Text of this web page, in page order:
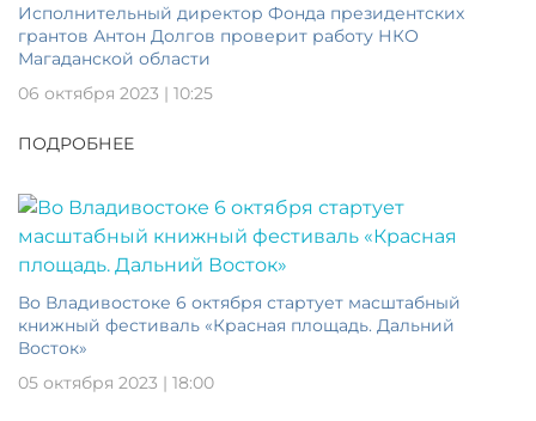
Исполнительный директор Фонда президентских
грантов Антон Долгов проверит работу НКО
Магаданской области
06 октября 2023 | 10:25
ПОДРОБНЕЕ
Во Владивостоке 6 октября стартует масштабный
книжный фестиваль «Красная площадь. Дальний
Восток»
05 октября 2023 | 18:00